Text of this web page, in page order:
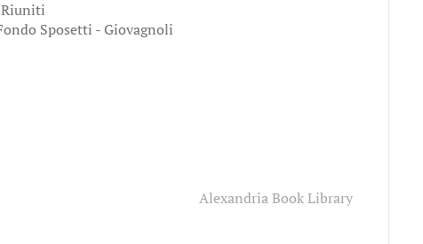
Riuniti
Sposetti - Giovagnoli
Alexandria Book Library